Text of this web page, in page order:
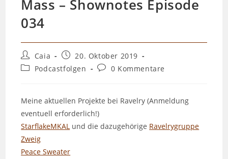
Mass – Shownotes Episode
034
Beitrags-
Autor:
Caia
Beitrag
veröffentlicht:
20. Oktober 2019
Beitrags-
Podcastfolgen
Beitrags-
0 Kommentare
Meine aktuellen Projekte bei Ravelry (Anmeldung
eventuell erforderlich!)
StarflakeMKAL und die dazugehörige Ravelrygruppe
Zweig
Peace Sweater